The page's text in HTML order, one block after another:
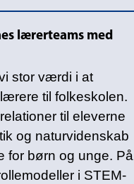
lærerteams med
stor værdi i at
til folkeskolen.
til eleverne
og naturvidenskab
for børn og unge. På
i STEM-